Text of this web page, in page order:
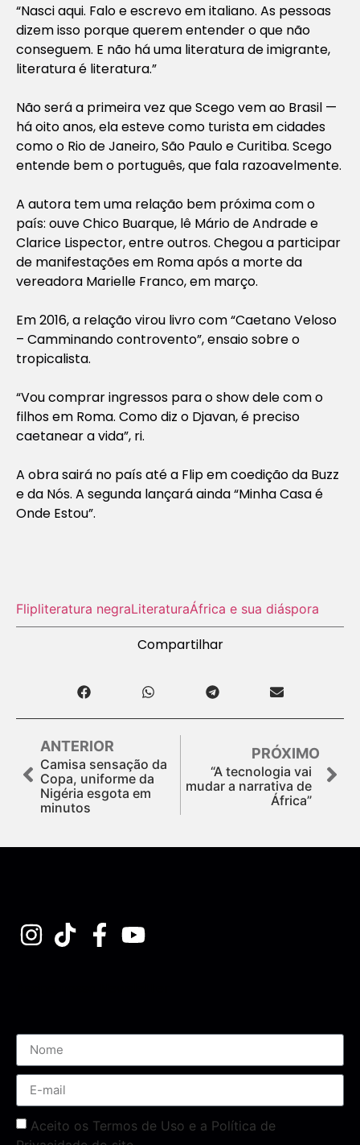
“Nasci aqui. Falo e escrevo em italiano. As pessoas
dizem isso porque querem entender o que não
conseguem. E não há uma literatura de imigrante,
literatura é literatura.”
Não será a primeira vez que Scego vem ao Brasil —
há oito anos, ela esteve como turista em cidades
como o Rio de Janeiro, São Paulo e Curitiba. Scego
entende bem o português, que fala razoavelmente.
A autora tem uma relação bem próxima com o
país: ouve Chico Buarque, lê Mário de Andrade e
Clarice Lispector, entre outros. Chegou a participar
de manifestações em Roma após a morte da
vereadora Marielle Franco, em março.
Em 2016, a relação virou livro com “Caetano Veloso
– Camminando controvento”, ensaio sobre o
tropicalista.
“Vou comprar ingressos para o show dele com o
filhos em Roma. Como diz o Djavan, é preciso
caetanear a vida”, ri.
A obra sairá no país até a Flip em coedição da Buzz
e da Nós. A segunda lançará ainda “Minha Casa é
Onde Estou”.
Flipliteratura negraLiteraturaÁfrica e sua diáspora
Compartilhar
ANTERIOR
Camisa sensação da
Copa, uniforme da
Nigéria esgota em
minutos
PRÓXIMO
“A tecnologia vai
mudar a narrativa de
África”
Aceito os Termos de Uso e a Política de